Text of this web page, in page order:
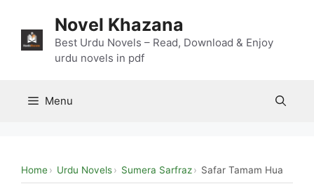
content
Novel Khazana
Best Urdu Novels – Read, Download & Enjoy
urdu novels in pdf
Menu
Home Urdu Novels Sumera Sarfraz Safar Tamam Hua